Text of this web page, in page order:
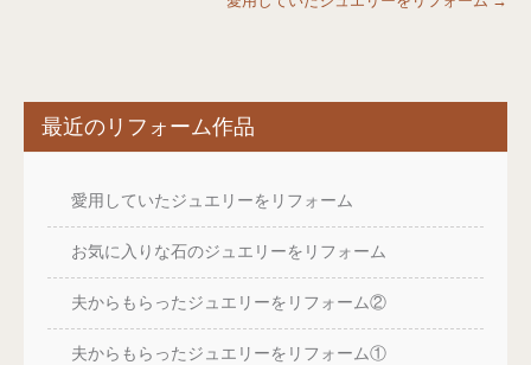
最近のリフォーム作品
愛用していたジュエリーをリフォーム
お気に入りな石のジュエリーをリフォーム
夫からもらったジュエリーをリフォーム②
夫からもらったジュエリーをリフォーム①